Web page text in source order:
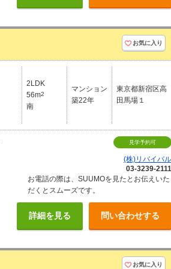
お気に入り
2LDK
56m2
南
マンション
築22年
東京都新宿区高
田馬場１
見学予約可
(株)リバイバル
03-3239-2111
お電話の際は、SUUMOを見たとお伝えいた
だくとスムーズです。
詳細を見る 問い合わせする
お気に入り